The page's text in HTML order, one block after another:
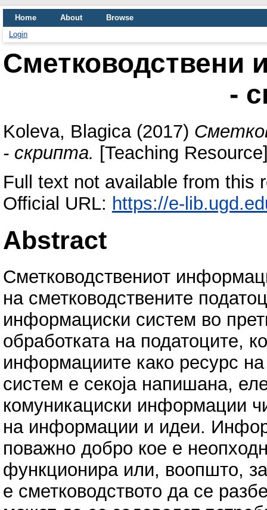
Home About
Browse
Login
Сметководствени
-
Koleva, Blagica(2017)
- скрипта. [Teaching
Full text not available from this
Official URL: https://e-
Abstract
Сметководствениот
на сметководствените
информациски систем во
обработката на податоците,
информациите како ресурс
систем е секоја напишана,
комуникациски информации
на информации и идеи.
поважно добро кое е
функционира или, воопшто,
е сметководството да се